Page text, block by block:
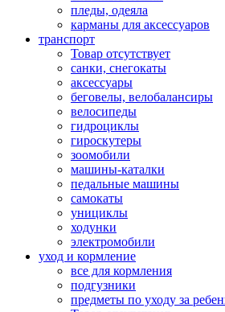
пледы, одеяла
карманы для аксеcсуаров
транспорт
Товар отсутствует
санки, снегокаты
аксессуары
беговелы, велобалансиры
велосипеды
гидроциклы
гироскутеры
зоомобили
машины-каталки
педальные машины
самокаты
унициклы
ходунки
электромобили
уход и кормление
все для кормления
подгузники
предметы по уходу за